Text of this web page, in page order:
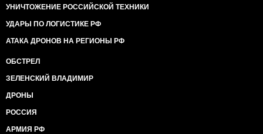
УНИЧТОЖЕНИЕ РОССИЙСКОЙ ТЕХНИКИ
УДАРЫ ПО ЛОГИСТИКЕ РФ
АТАКА ДРОНОВ НА РЕГИОНЫ РФ
ОБСТРЕЛ
ЗЕЛЕНСКИЙ ВЛАДИМИР
ДРОНЫ
РОССИЯ
АРМИЯ РФ